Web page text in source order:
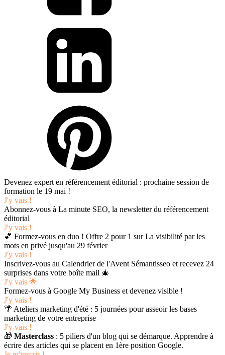
Devenez expert en référencement éditorial : prochaine session de
formation le 19 mai !
J'y vais !
Abonnez-vous à La minute SEO, la newsletter du référencement
éditorial
J'y vais !
💕 Formez-vous en duo ! Offre 2 pour 1 sur La visibilité par les
mots en privé jusqu'au 29 février
J'y vais !
Inscrivez-vous au Calendrier de l'Avent Sémantisseo et recevez 24
surprises dans votre boîte mail 🎄
J'y vais 🌟
Formez-vous à Google My Business et devenez visible !
J'y vais !
🌴 Ateliers marketing d'été : 5 journées pour asseoir les bases
marketing de votre entreprise
J'y vais !
🎁 Masterclass : 5 piliers d'un blog qui se démarque. Apprendre à
écrire des articles qui se placent en 1ère position Google.